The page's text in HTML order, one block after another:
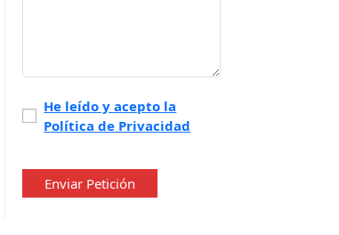
Política
de
He leído y acepto la
Política de Privacidad
Enviar Petición